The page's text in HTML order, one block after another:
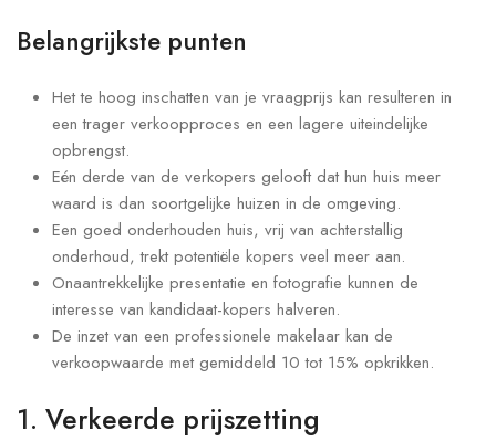
Belangrijkste punten
Het te hoog inschatten van je vraagprijs kan resulteren in
een trager verkoopproces en een lagere uiteindelijke
opbrengst.
Eén derde van de verkopers gelooft dat hun huis meer
waard is dan soortgelijke huizen in de omgeving.
Een goed onderhouden huis, vrij van achterstallig
onderhoud, trekt potentiële kopers veel meer aan.
Onaantrekkelijke presentatie en fotografie kunnen de
interesse van kandidaat-kopers halveren.
De inzet van een professionele makelaar kan de
verkoopwaarde met gemiddeld 10 tot 15% opkrikken.
1. Verkeerde prijszetting